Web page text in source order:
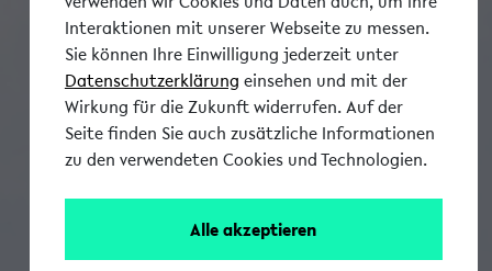
Interaktionen mit unserer Webseite zu messen.
Sie können Ihre Einwilligung jederzeit unter
Datenschutzerklärung einsehen und mit der
Wirkung für die Zukunft widerrufen. Auf der
Seite finden Sie auch zusätzliche Informationen
zu den verwendeten Cookies und Technologien.
Alle akzeptieren